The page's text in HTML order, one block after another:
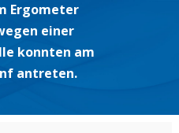
Ergometer
einer
konnten am
antreten.